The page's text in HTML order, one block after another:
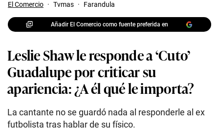
El Comercio · Tvmas · Farandula
Añadir El Comercio como fuente preferida en
Leslie Shaw le responde a ‘Cuto’
Guadalupe por criticar su
apariencia: ¿A él qué le importa?
La cantante no se guardó nada al responderle al ex
futbolista tras hablar de su físico.